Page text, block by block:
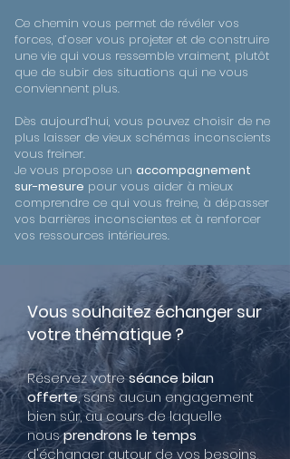
Ce chemin vous permet de révéler vos
forces, d’oser vous projeter et de construire
une vie qui vous ressemble vraiment, plutôt
que de subir des situations qui ne vous
conviennent plus.
Dès aujourd’hui, vous pouvez choisir de ne
plus laisser de vieux schémas inconscients
vous freiner.
Je vous propose un accompagnement
sur-mesure pour vous aider à mieux
comprendre ce qui vous freine, à dépasser
vos barrières inconscientes et à renforcer
vos ressources intérieures.
Vous souhaitez échanger sur
votre thématique ?
Réservez votreséance bilan
offerte, sans aucun engagement
bien sûr, au cours de laquelle
nousprendrons le temps
d'échanger autour de vos besoins,